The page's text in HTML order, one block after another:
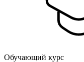
Обучающий курс